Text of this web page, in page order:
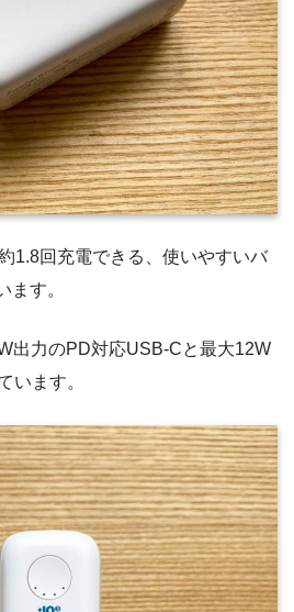
1.8回充電できる、使いやすいバ
ます。
出力のPD対応USB-Cと最大12W
います。